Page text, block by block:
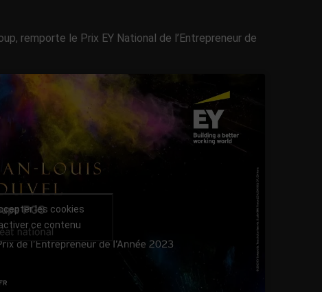
remporte le Prix EY National de l’Entrepreneur de
les cookies
ce contenu